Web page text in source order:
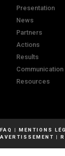
Presentation
News
Partners
Actions
Results
Communication
Resources
FAQ | MENTIONS
AVERTISSEMENT |